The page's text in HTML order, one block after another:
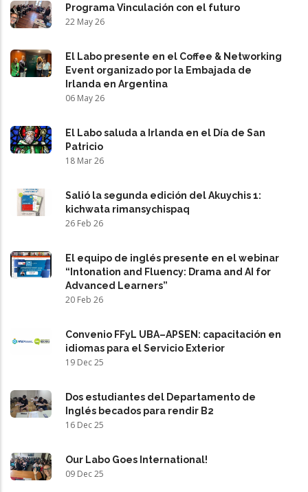
Programa Vinculación con el futuro
22 May 26
El Labo presente en el Coffee & Networking
Event organizado por la Embajada de
Irlanda en Argentina
06 May 26
El Labo saluda a Irlanda en el Día de San
Patricio
18 Mar 26
Salió la segunda edición del Akuychis 1:
kichwata rimansychispaq
26 Feb 26
El equipo de inglés presente en el webinar
“Intonation and Fluency: Drama and AI for
Advanced Learners”
20 Feb 26
Convenio FFyL UBA–APSEN: capacitación en
idiomas para el Servicio Exterior
19 Dec 25
Dos estudiantes del Departamento de
Inglés becados para rendir B2
16 Dec 25
Our Labo Goes International!
09 Dec 25